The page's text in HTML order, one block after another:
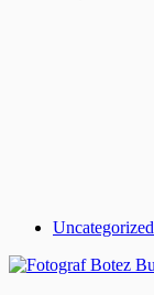
Uncategorized